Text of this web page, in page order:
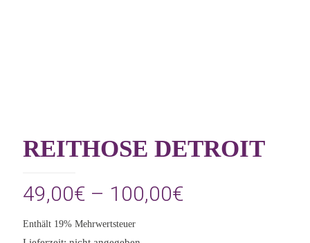
REITHOSE DETROIT
49,00€ – 100,00€
Enthält 19% Mehrwertsteuer